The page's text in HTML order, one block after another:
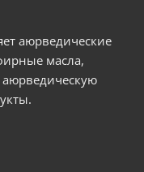
аюрведические
масла,
аюрведическую